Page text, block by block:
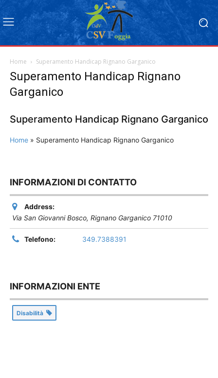
Home Superamento Handicap Rignano Garganico
Superamento Handicap Rignano
Garganico
Superamento Handicap Rignano Garganico
Home » Superamento Handicap Rignano Garganico
INFORMAZIONI DI CONTATTO
Address:
Via San Giovanni Bosco, Rignano Garganico 71010
Telefono: 349.7388391
INFORMAZIONI ENTE
Disabilità